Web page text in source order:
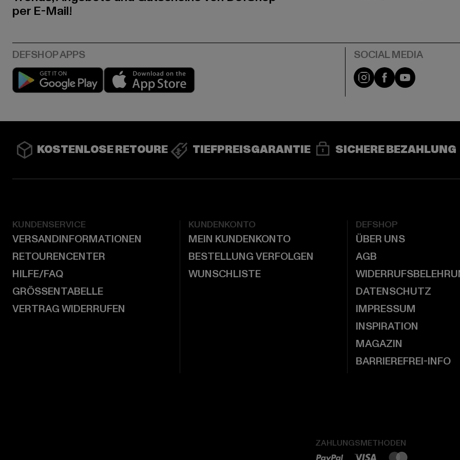
per E-Mail!
Play market Instagram
FacebookYouTube
KOSTENLOSE RETOURE TIEFPREISGARANTIE SICHERE BEZAHLUNG
KUNDENSERVICE
VERSANDINFORMATIONEN
RETOURENCENTER
HILFE/FAQ
GRÖSSENTABELLE
VERTRAG WIDERRUFEN
KUNDENKONTO
MEIN KUNDENKONTO
BESTELLUNG VERFOLGEN
WUNSCHLISTE
DEFSHOP
ÜBER UNS
AGB
DATENSCHUTZ
IMPRESSUM
INSPIRATION
MAGAZIN
BARRIEREFREI-INFO
ZAHLUNGSMETHODEN